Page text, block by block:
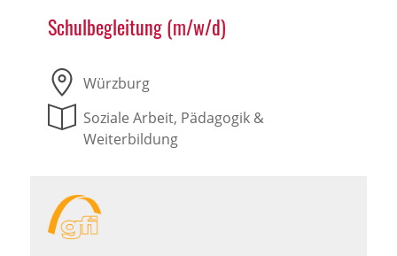
Schulbegleitung (m/w/d)
Würzburg
Soziale Arbeit, Pädagogik &
Weiterbildung